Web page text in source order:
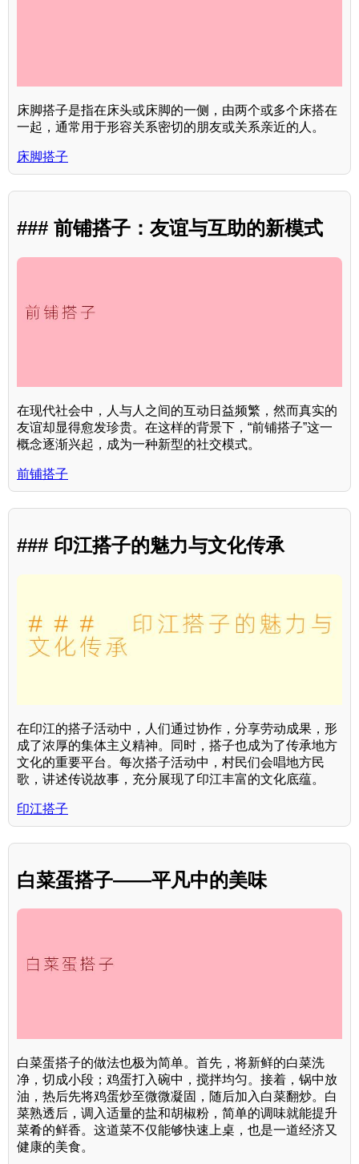
床脚搭子是指在床头或床脚的一侧，由两个或多个床搭在
一起，通常用于形容关系密切的朋友或关系亲近的人。
床脚搭子
### 前铺搭子：友谊与互助的新模式
在现代社会中，人与人之间的互动日益频繁，然而真实的
友谊却显得愈发珍贵。在这样的背景下，“前铺搭子”这一
概念逐渐兴起，成为一种新型的社交模式。
前铺搭子
### 印江搭子的魅力与文化传承
在印江的搭子活动中，人们通过协作，分享劳动成果，形
成了浓厚的集体主义精神。同时，搭子也成为了传承地方
文化的重要平台。每次搭子活动中，村民们会唱地方民
歌，讲述传说故事，充分展现了印江丰富的文化底蕴。
印江搭子
白菜蛋搭子——平凡中的美味
白菜蛋搭子的做法也极为简单。首先，将新鲜的白菜洗
净，切成小段；鸡蛋打入碗中，搅拌均匀。接着，锅中放
油，热后先将鸡蛋炒至微微凝固，随后加入白菜翻炒。白
菜熟透后，调入适量的盐和胡椒粉，简单的调味就能提升
菜肴的鲜香。这道菜不仅能够快速上桌，也是一道经济又
健康的美食。